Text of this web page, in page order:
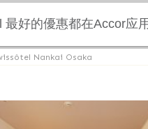
Nankai Osaka
最好的優惠都在Accor应